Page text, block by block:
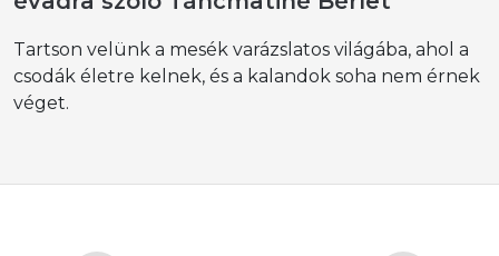
Tartson velünk a mesék varázslatos világába, ahol a
csodák életre kelnek, és a kalandok soha nem érnek
véget.